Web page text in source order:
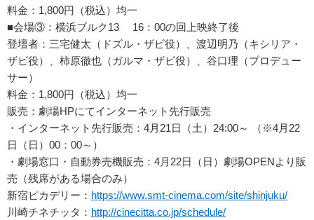
料金：1,800円（税込）均一
■会場③：横浜ブルク13 16：00の回上映終了後
登壇者：三宅健太（ドズル・ザビ役）、渡辺明乃（キシリア・
ザビ役）、柿原徹也（ガルマ・ザビ役）、谷口理（プロデュー
サー）
料金：1,800円（税込）均一
販売：劇場HPにてインターネット先行販売
・インターネット先行販売：4月21日（土）24:00～ （※4月22
日（日）00：00～）
・劇場窓口・自動券売機販売：4月22日（日）劇場OPENより販
売（残席がある場合のみ）
新宿ピカデリー： https://www.smt-cinema.com/site/shinjuku/
川崎チネチッタ： http://cinecitta.co.jp/schedule/